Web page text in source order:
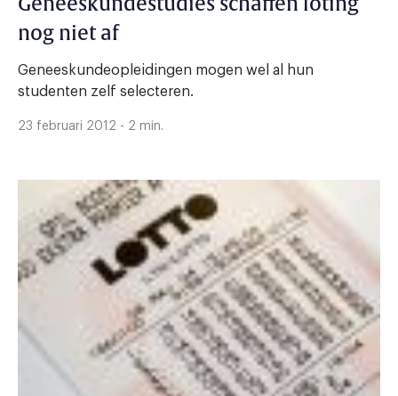
nog niet af
Geneeskundeopleidingen mogen wel al hun
studenten zelf selecteren.
23 februari 2012 - 2 min.